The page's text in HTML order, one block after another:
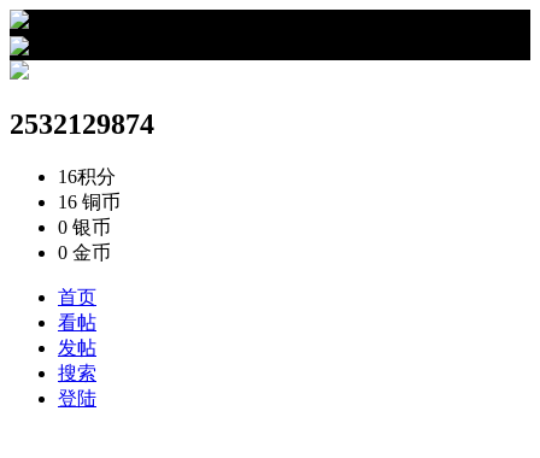
2532129874
16积分
16 铜币
0 银币
0 金币
首页
看帖
发帖
搜索
登陆